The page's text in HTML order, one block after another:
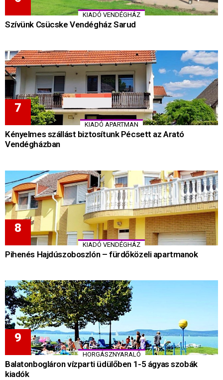
KIADÓ VENDÉGHÁZ
Szívünk Csücske Vendégház Sarud
KIADÓ APARTMAN
Kényelmes szállást biztosítunk Pécsett az Arató
Vendégházban
KIADÓ VENDÉGHÁZ
Pihenés Hajdúszoboszlón – fürdőközeli apartmanok
HORGÁSZNYARALÓ
Balatonbogláron vízparti üdülőben 1-5 ágyas szobák
kiadók